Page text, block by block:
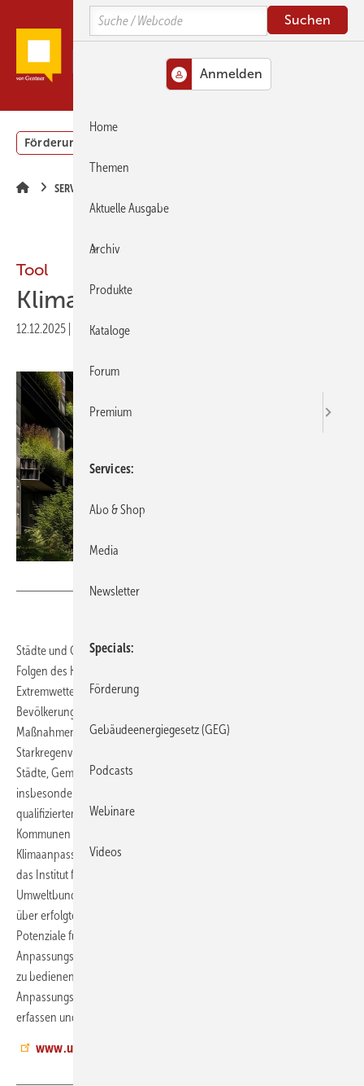
zum
zum
Förderung
SERVICE
Tool
Klimaanpassung bewerten
12.12.2025 Veröffentlicht in
Städte und Gemeinden stehen vor der Herausforderung, sich an die
Folgen des Klimawandels anzupassen. Zunehmende
Extremwetterereignisse wie Hitze, Dürre und Starkregen gefährden
Bevölkerung und Infrastruktur und erfordern rasche und wirksame
Maßnahmen. Doch die notwenigen Aktivitäten – von der
Starkregenvorsorge bis zum Hitzeschutz – sind komplex und für viele
Städte, Gemeinden und Landkreise eine große Belastung –
insbesondere, wenn verbindliche Leitbilder fehlen oder es an
qualifiziertem Personal mangelt. Ein neues Tool unterstützt
Kommunen nun dabei, eine strukturierte Standortbestimmung ihrer
Klimaanpassung vorzunehmen. Der
das Institut für sozial-ökologische Forschung für das
Umweltbundesamt entwickelt hat, hilft Kommunen, den Überblick
über erfolgte Klimaanpassungsmaßnahmen zu behalten und
Potenziale für Weiterentwicklungen zu erkennen. Beim
Anpassungsscanner handelt es sich um frei zugängliches und leicht
zu bedienendes Excel-Tool, mit dem Kommunen ihre
Anpassungsaktivitäten an die Folgen des Klimawandels eigenständig
erfassen und bewerten können.
www.umweltbundesamt.de
Search
Home
Themen
Aktuelle Ausgabe
Archiv
Produkte
Kataloge
Forum
Premium
Services
Abo & Shop
Media
Newsletter
Specials
Förderung
Gebäudeenergiegesetz (GEG)
Podcasts
Webinare
Videos